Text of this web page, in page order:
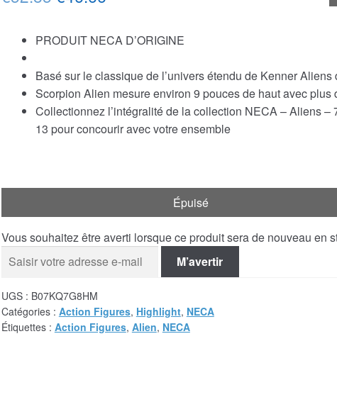
initial
était :
€52.85.
actuel
est :
€46.66.
PRODUIT NECA D’ORIGINE
Basé sur le classique de l’univers étendu de Kenner
Scorpion Alien mesure environ 9 pouces de haut avec plus
Collectionnez l’intégralité de la collection NECA – Aliens
13 pour concourir avec votre ensemble
Épuisé
Vous souhaitez être averti lorsque ce produit sera de nouveau en
M’avertir
UGS : ‎B07KQ7G8HM
Catégories : Action Figures, Highlight, NECA
Étiquettes : Action Figures, Alien, NECA